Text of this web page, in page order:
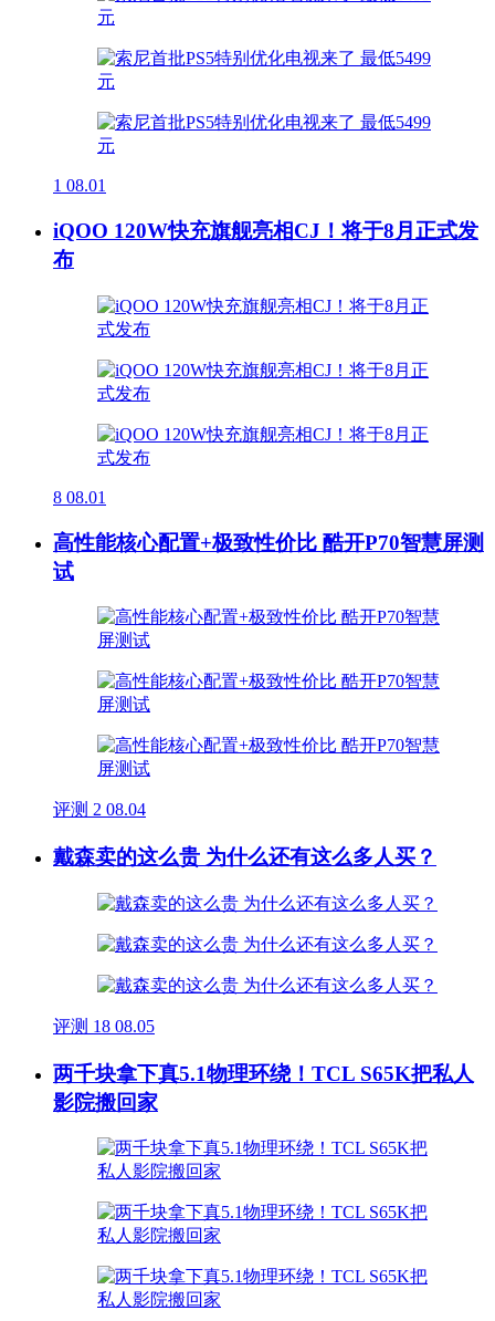
1 08.01
iQOO 120W快充旗舰亮相CJ！将于8月正式发
布
8 08.01
高性能核心配置+极致性价比 酷开P70智慧屏测
试
评测 2 08.04
戴森卖的这么贵 为什么还有这么多人买？
评测 18 08.05
两千块拿下真5.1物理环绕！TCL S65K把私人
影院搬回家